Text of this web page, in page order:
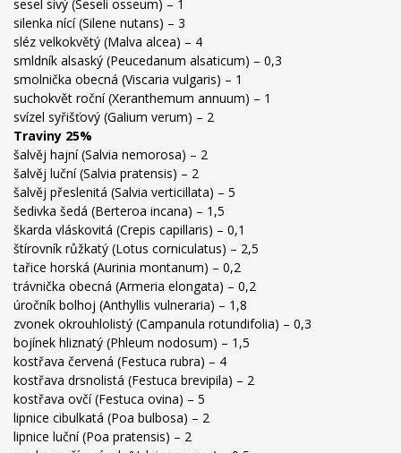
sesel sivý (Seseli osseum) – 1
silenka nící (Silene nutans) – 3
sléz velkokvětý (Malva alcea) – 4
smldník alsaský (Peucedanum alsaticum) – 0,3
smolnička obecná (Viscaria vulgaris) – 1
suchokvět roční (Xeranthemum annuum) – 1
svízel syřišťový (Galium verum) – 2
Traviny 25%
šalvěj hajní (Salvia nemorosa) – 2
šalvěj luční (Salvia pratensis) – 2
šalvěj přeslenitá (Salvia verticillata) – 5
šedivka šedá (Berteroa incana) – 1,5
škarda vláskovitá (Crepis capillaris) – 0,1
štírovník růžkatý (Lotus corniculatus) – 2,5
tařice horská (Aurinia montanum) – 0,2
trávnička obecná (Armeria elongata) – 0,2
úročník bolhoj (Anthyllis vulneraria) – 1,8
zvonek okrouhlolistý (Campanula rotundifolia) – 0,3
bojínek hliznatý (Phleum nodosum) – 1,5
kostřava červená (Festuca rubra) – 4
kostřava drsnolistá (Festuca brevipila) – 2
kostřava ovčí (Festuca ovina) – 5
lipnice cibulkatá (Poa bulbosa) – 2
lipnice luční (Poa pratensis) – 2